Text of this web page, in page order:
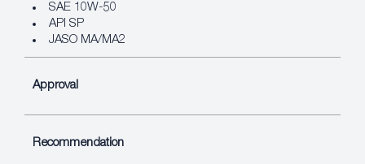
SAE 10W-50
API SP
JASO MA/MA2
Approval
Recommendation